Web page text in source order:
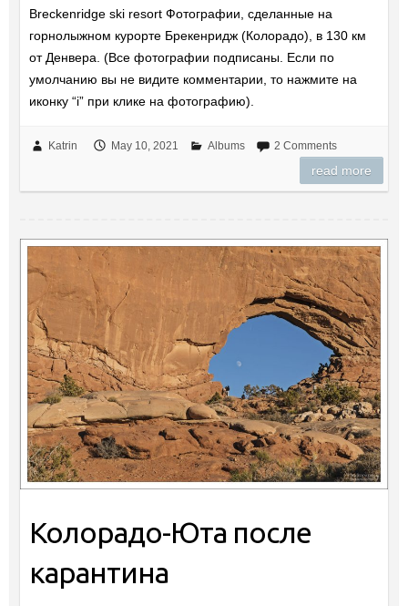
Breckenridge ski resort Фотографии, сделанные на
горнолыжном курорте Брекенридж (Колорадо), в 130 км
от Денвера. (Все фотографии подписаны. Если по
умолчанию вы не видите комментарии, то нажмите на
иконку “i” при клике на фотографию).
Katrin May 10, 2021 Albums 2 Comments
read more
Колорадо-Юта после
карантина